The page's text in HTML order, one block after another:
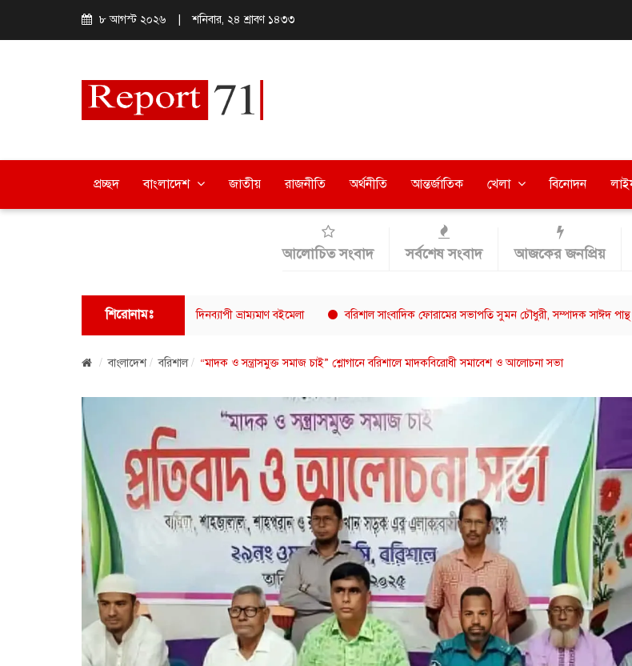
৮ আগস্ট ২০২৬ শনিবার, ২৪ শ্রাবণ ১৪৩৩
প্রচ্ছদ বাংলাদেশ জাতীয় রাজনীতি অর্থনীতি আন্তর্জাতিক খেলা বিনোদন
আলোচিত সংবাদ সর্বশেষ সংবাদ আজকের জনপ্রিয়
শিরোনামঃ
পরিবেশে বরিশালে শেষ হলো ৫ দিনব্যাপী ভ্রাম্যমাণ বইমেলা বরিশাল সাংবাদিক ফোরামের সভাপতি সুমন চৌধুরী, সম্পাদক সাঈদ পান্থ
বাংলাদেশ বরিশাল “মাদক ও সন্ত্রাসমুক্ত সমাজ চাই” শ্লোগানে বরিশালে মাদকবিরোধী সমাবেশ ও আলোচনা সভা